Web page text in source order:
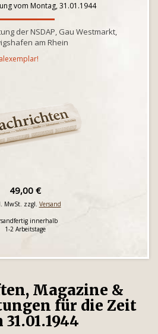
vom Montag, 31.01.1944
der NSDAP, Gau Westmarkt,
am Rhein
49,00 €
MwSt. zzgl. Versand
innerhalb
1-2 Arbeitstage
Magazine &
für die Zeit